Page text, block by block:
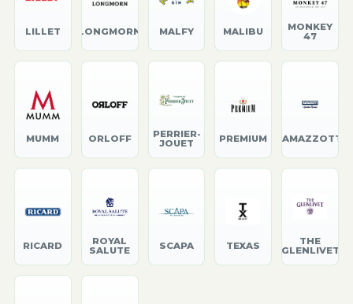
LILLET LONGMORN MALFY MALIBU
MONKEY
47
MUMM ORLOFF
PERRIER-
JOUET
PREMIUM RAMAZZOTTI
RICARD
ROYAL
SALUTE
SCAPA TEXAS
THE
GLENLIVET